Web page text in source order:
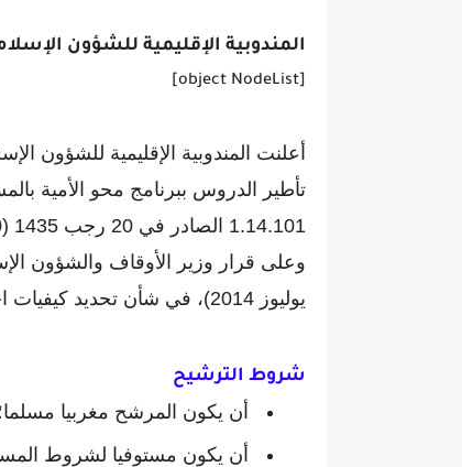
المندوبية الإقليمية للشؤون
[object NodeList]
أعلنت المندوبية الإقليمية للشؤون
تأطير الدروس ببرنامج محو الأمية
يوليوز 2014)، في شأن تحديد كيفيات اختيار مؤطري برنامج محو الأمية بالمساجد.
شروط الترشيح
أن يكون المرشح مغربيا مسلما؛
أن يكون مستوفيا لشروط